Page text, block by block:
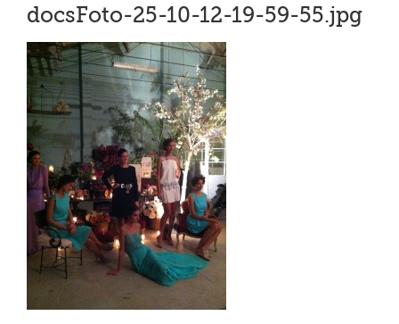
docsFoto-25-10-12-19-59-55.jpg